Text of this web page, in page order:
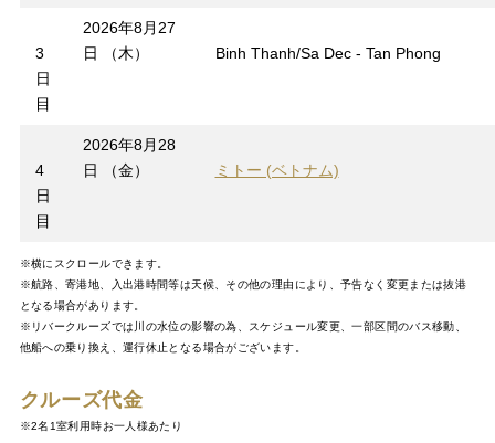
3
日
目
2026年8月27
日 （木）
Binh Thanh/Sa Dec - Tan Phong
4
日
目
2026年8月28
日 （金）
ミトー (ベトナム)
※横にスクロールできます。
※航路、寄港地、入出港時間等は天候、その他の理由により、予告なく変更または抜港
となる場合があります。
※リバークルーズでは川の水位の影響の為、スケジュール変更、一部区間のバス移動、
他船への乗り換え、運行休止となる場合がございます。
クルーズ代金
※2名1室利用時お一人様あたり